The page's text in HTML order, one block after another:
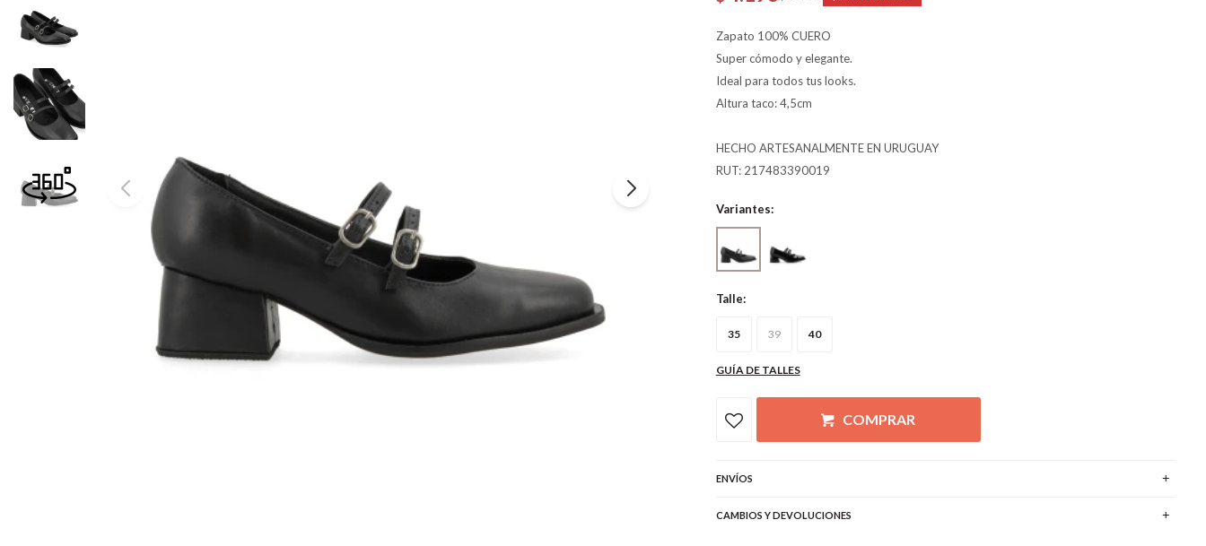
Zapato 100% CUERO
Super cómodo y elegante.
Ideal para todos tus looks.
Altura taco: 4,5cm
HECHO ARTESANALMENTE EN URUGUAY
RUT: 217483390019
Variantes:
Talle:
35 39 40
GUÍA DE TALLES
COMPRAR
ENVÍOS
CAMBIOS Y DEVOLUCIONES